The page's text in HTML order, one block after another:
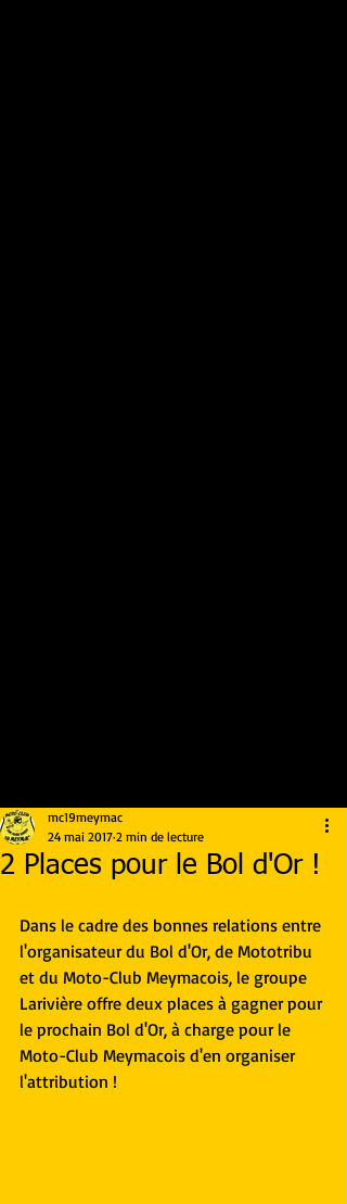
2 Places pour le Bol d'Or !
mc19meymac
24 mai 2017 2 min de lecture
Dans le cadre des bonnes relations entre
l'organisateur du Bol d'Or, de Mototribu
et du Moto-Club Meymacois, le groupe
Larivière offre deux places à gagner pour
le prochain Bol d'Or, à charge pour le
Moto-Club Meymacois d'en organiser
l'attribution !